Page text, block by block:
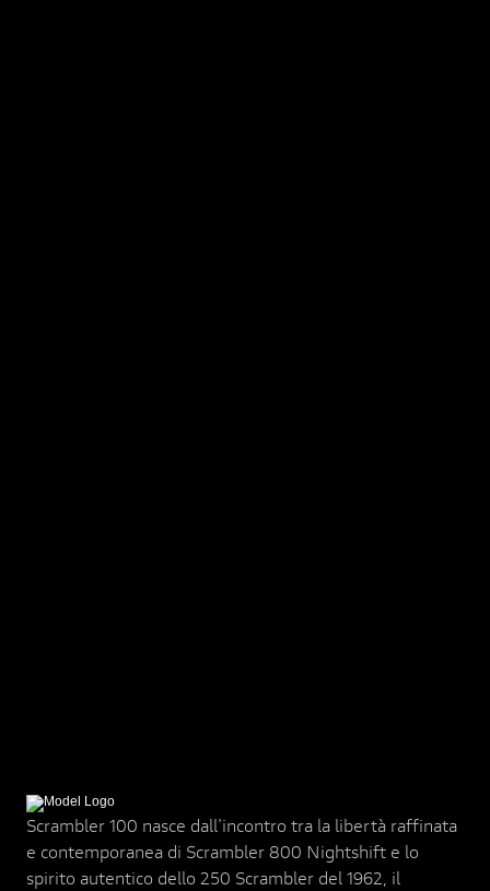
Scrambler 100 nasce dall'incontro tra la libertà raffinata
e contemporanea di Scrambler 800 Nightshift e lo
spirito autentico dello 250 Scrambler del 1962, il